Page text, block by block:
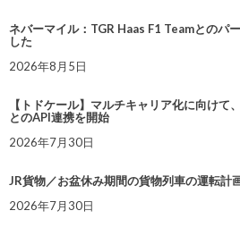
ネバーマイル：TGR Haas F1 Teamとのパ
した
2026年8月5日
【トドケール】マルチキャリア化に向け
とのAPI連携を開始
2026年7月30日
JR貨物／お盆休み期間の貨物列車の運転計
2026年7月30日